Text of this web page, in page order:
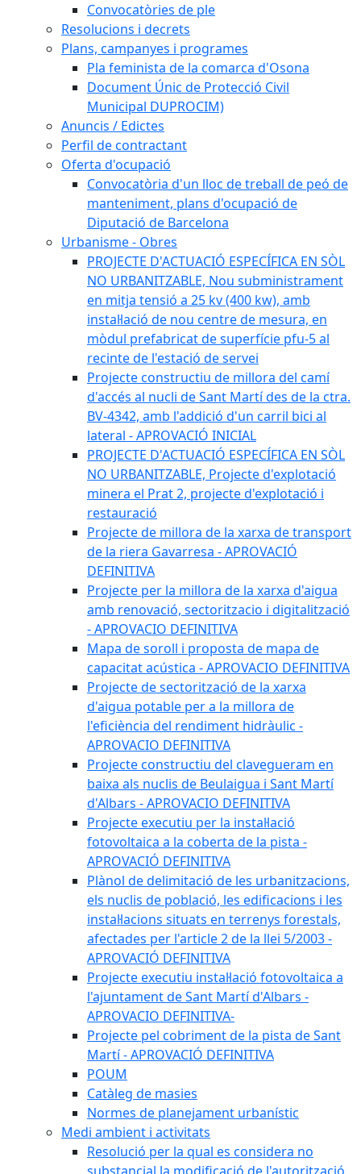
Convocatòries de ple
Resolucions i decrets
Plans, campanyes i programes
Pla feminista de la comarca d'Osona
Document Únic de Protecció Civil
Municipal DUPROCIM)
Anuncis / Edictes
Perfil de contractant
Oferta d'ocupació
Convocatòria d'un lloc de treball de peó de
manteniment, plans d'ocupació de
Diputació de Barcelona
Urbanisme - Obres
PROJECTE D'ACTUACIÓ ESPECÍFICA EN SÒL
NO URBANITZABLE, Nou subministrament
en mitja tensió a 25 kv (400 kw), amb
instal·lació de nou centre de mesura, en
mòdul prefabricat de superfície pfu-5 al
recinte de l'estació de servei
Projecte constructiu de millora del camí
d'accés al nucli de Sant Martí des de la ctra.
BV-4342, amb l'addició d'un carril bici al
lateral - APROVACIÓ INICIAL
PROJECTE D'ACTUACIÓ ESPECÍFICA EN SÒL
NO URBANITZABLE, Projecte d'explotació
minera el Prat 2, projecte d'explotació i
restauració
Projecte de millora de la xarxa de transport
de la riera Gavarresa - APROVACIÓ
DEFINITIVA
Projecte per la millora de la xarxa d'aigua
amb renovació, sectoritzacio i digitalització
- APROVACIO DEFINITIVA
Mapa de soroll i proposta de mapa de
capacitat acústica - APROVACIO DEFINITIVA
Projecte de sectorització de la xarxa
d'aigua potable per a la millora de
l'eficiència del rendiment hidràulic -
APROVACIO DEFINITIVA
Projecte constructiu del clavegueram en
baixa als nuclis de Beulaigua i Sant Martí
d'Albars - APROVACIO DEFINITIVA
Projecte executiu per la instal·lació
fotovoltaica a la coberta de la pista -
APROVACIÓ DEFINITIVA
Plànol de delimitació de les urbanitzacions,
els nuclis de població, les edificacions i les
instal·lacions situats en terrenys forestals,
afectades per l'article 2 de la llei 5/2003 -
APROVACIÓ DEFINITIVA
Projecte executiu instal·lació fotovoltaica a
l'ajuntament de Sant Martí d'Albars -
APROVACIO DEFINITIVA-
Projecte pel cobriment de la pista de Sant
Martí - APROVACIÓ DEFINITIVA
POUM
Catàleg de masies
Normes de planejament urbanístic
Medi ambient i activitats
Resolució per la qual es considera no